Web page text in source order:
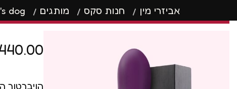
ביצים רוטטותספריי
טבעות
אביזרי מין חנות סקס מותגים dog
הויברטור